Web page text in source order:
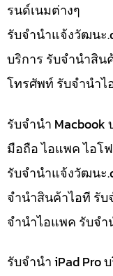
รนด์เนมต่างๆ
รับจํานําแจ้งวัฒนะ
บริการ รับจำนำสิน
โทรศัพท์ รับจำนำไ
รับจำนำ
มือถือ ไอแพค ไอโ
รับจํานําแจ้งวัฒนะ
จำนำสินค้าไอที รั
จำนำไอแพค รับจำ
รับจำนำ iPad Pro